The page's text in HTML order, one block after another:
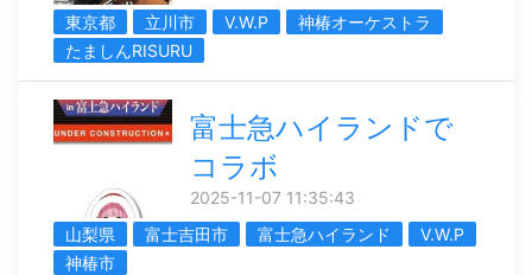
東京都
立川市 V.W.P
神椿オーケストラ
たましんRISURU
富士急ハイランドで
コラボ
2025-11-07 11:35:43
山梨県
富士吉田市 富士急ハイランド
V.W.P
神椿市